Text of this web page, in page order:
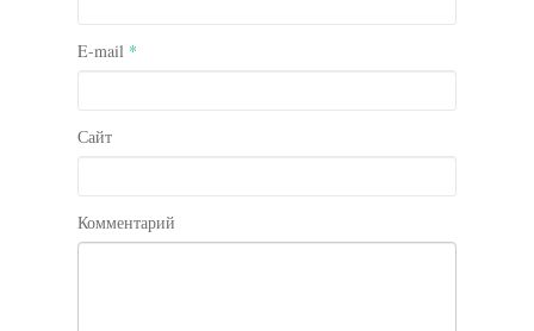
E-mail *
Сайт
Комментарий